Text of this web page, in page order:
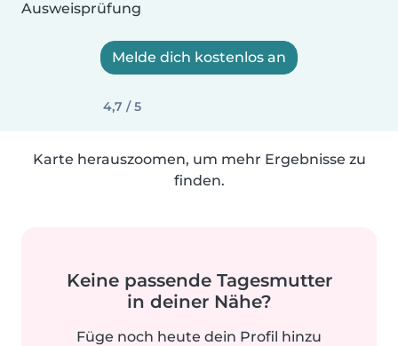
Ausweisprüfung
Melde dich kostenlos an
4,7 / 5
Karte herauszoomen, um mehr Ergebnisse zu
finden.
Keine passende Tagesmutter
in deiner Nähe?
Füge noch heute dein Profil hinzu